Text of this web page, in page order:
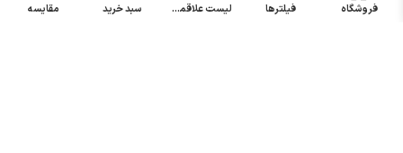
خرید کلید اتوماتفروشگاه فیلترها لیست علاقمندی سبد خرید مقایسه